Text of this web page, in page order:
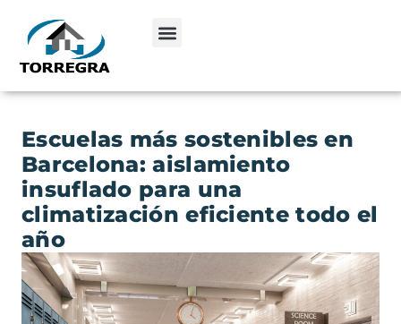
Escuelas más sostenibles en
Barcelona: aislamiento
insuflado para una
climatización eficiente todo el
año